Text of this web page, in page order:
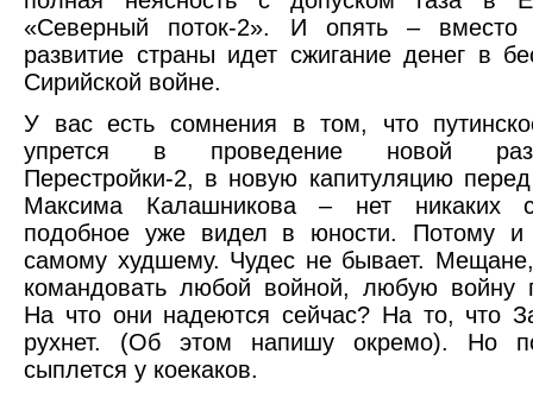
«Северный поток-2». И опять – вместо
развитие страны идет сжигание денег в
Сирийской войне.
У вас есть сомнения в том, что
упрется в проведение новой
Перестройки-2, в новую капитуляцию
Максима Калашникова – нет никаких
подобное уже видел в юности. Потому и
самому худшему. Чудес не бывает.
командовать любой войной, любую войну
На что они надеются сейчас? На то, что
рухнет. (Об этом напишу окремо). Но
сыплется у коекаков.